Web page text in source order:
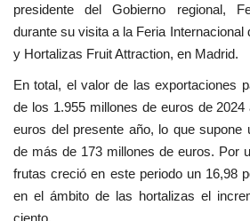
presidente del Gobierno regional,
durante su visita a la Feria Internacional
y Hortalizas Fruit Attraction, en Madrid.
En total, el valor de las exportaciones
de los 1.955 millones de euros de
euros del presente año, lo que supone
de más de 173 millones de euros. Por
frutas creció en este periodo un 16,98
en el ámbito de las hortalizas el
ciento.